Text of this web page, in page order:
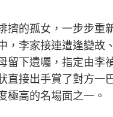
擠的孤女，一步步重
，李家接連遭逢變故
留下遺囑，指定由李
直接出手賞了對方一
極高的名場面之一。